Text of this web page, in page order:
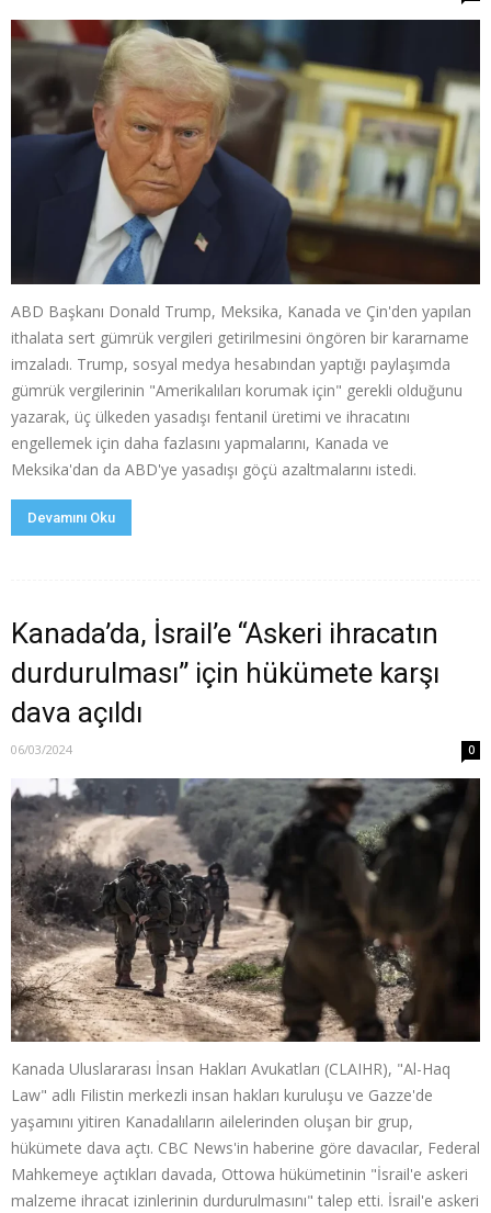
ABD Başkanı Donald Trump, Meksika, Kanada ve Çin'den yapılan
ithalata sert gümrük vergileri getirilmesini öngören bir kararname
imzaladı. Trump, sosyal medya hesabından yaptığı paylaşımda
gümrük vergilerinin "Amerikalıları korumak için" gerekli olduğunu
yazarak, üç ülkeden yasadışı fentanil üretimi ve ihracatını
engellemek için daha fazlasını yapmalarını, Kanada ve
Meksika'dan da ABD'ye yasadışı göçü azaltmalarını istedi.
Devamını Oku
Kanada’da, İsrail’e “Askeri ihracatın
durdurulması” için hükümete karşı
dava açıldı
06/03/2024 0
Kanada Uluslararası İnsan Hakları Avukatları (CLAIHR), "Al-Haq
Law" adlı Filistin merkezli insan hakları kuruluşu ve Gazze'de
yaşamını yitiren Kanadalıların ailelerinden oluşan bir grup,
hükümete dava açtı. CBC News'in haberine göre davacılar, Federal
Mahkemeye açtıkları davada, Ottowa hükümetinin "İsrail'e askeri
malzeme ihracat izinlerinin durdurulmasını" talep etti. İsrail'e askeri